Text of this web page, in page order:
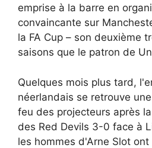
emprise à la barre en
convaincante sur
la FA Cup – son deuxième
saisons que le patron de
Quelques mois plus tard,
néerlandais se retrouve
feu des projecteurs après
des Red Devils 3-0 face à
les hommes d'Arne Slot